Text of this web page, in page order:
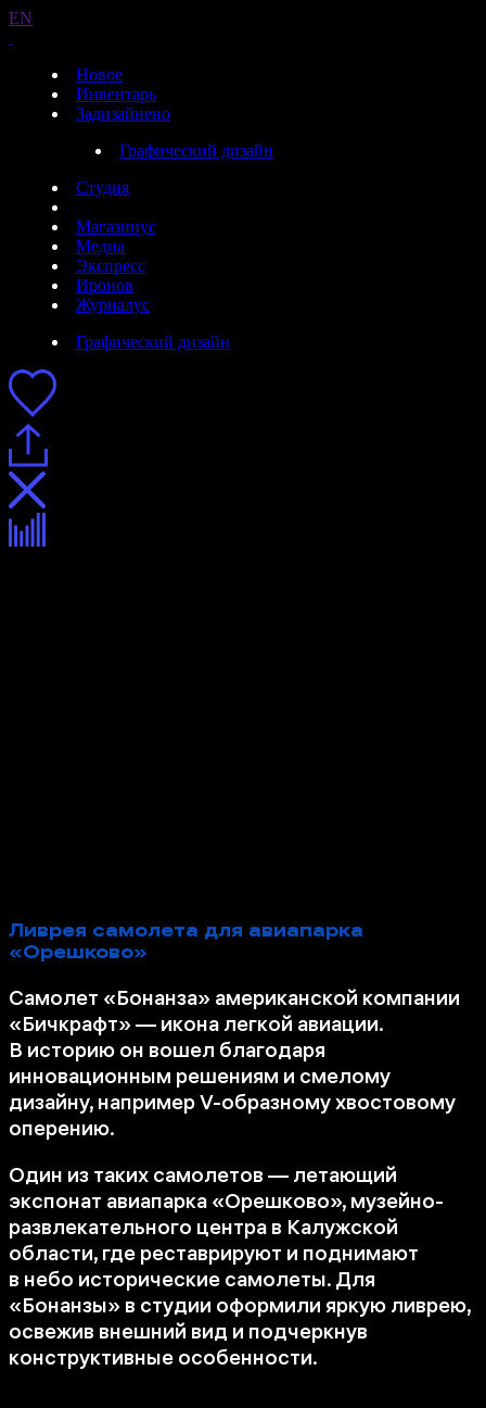
EN
Новое
Инвентарь
Задизайнено
Графический дизайн
Студия
Магазинус
Медиа
Экспресс
Иронов
Журналус
Графический дизайн
Ливрея самолета для авиапарка
«Орешково»
Самолет «Бонанза» американской компании
«Бичкрафт» — икона легкой авиации.
В историю он вошел благодаря
инновационным решениям и смелому
дизайну, напримерV-образномухвостовому
оперению.
Один из таких самолетов — летающий
экспонат авиапарка «Орешково», музейно-
развлекательного центра в Калужской
области, где реставрируют и поднимают
в небо исторические самолеты. Для
«Бонанзы» в студии оформили яркую ливрею,
освежив внешний вид и подчеркнув
конструктивные особенности.